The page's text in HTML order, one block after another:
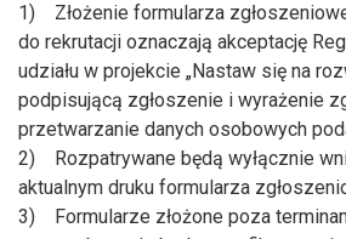
1) Złożenie formularza
do rekrutacji oznaczają akceptację
udziału w projekcie „Nastaw się na
podpisującą zgłoszenie i wyrażenie
przetwarzanie danych osobowych
2) Rozpatrywane będą wyłącznie
aktualnym druku formularza
3) Formularze złożone poza